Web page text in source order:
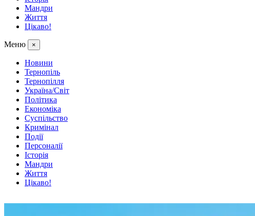
Мандри
Життя
Цікаво!
Меню ×
Новини
Тернопіль
Тернопілля
Україна/Світ
Політика
Економіка
Суспільство
Кримінал
Події
Персоналії
Історія
Мандри
Життя
Цікаво!